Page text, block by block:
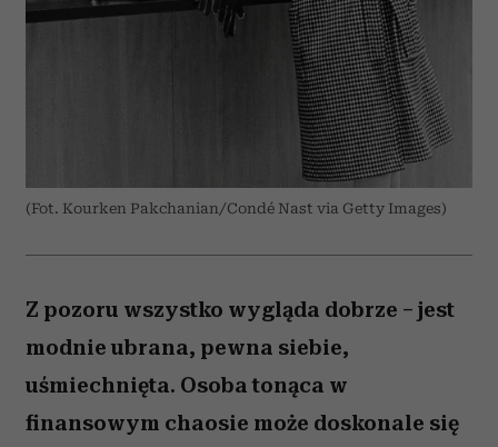
(Fot. Kourken Pakchanian/Condé Nast via Getty Images)
Z pozoru wszystko wygląda dobrze – jest
modnie ubrana, pewna siebie,
uśmiechnięta. Osoba tonąca w
finansowym chaosie może doskonale się